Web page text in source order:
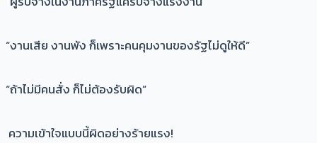
“งานเสีย งานพัง ก็เพราะคนคุมงานของรัฐไม่ดูให้ดี”
“ถ้าไม่มีคนสั่ง ก็ไม่ต้องรับผิด”
ความเข้าใจแบบนี้ผิดอย่างร้ายแรง!